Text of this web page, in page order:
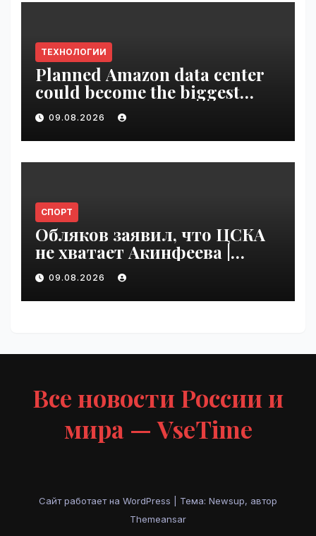
ТЕХНОЛОГИИ
Planned Amazon data center
could become the biggest
climate polluter in the U.S. |
VseTime.ru
09.08.2026
СПОРТ
Обляков заявил, что ЦСКА
не хватает Акинфеева |
VseTime.ru
09.08.2026
Все новости России и
мира — VseTime
Сайт работает на WordPress
Тема: Newsup, автор
Themeansar